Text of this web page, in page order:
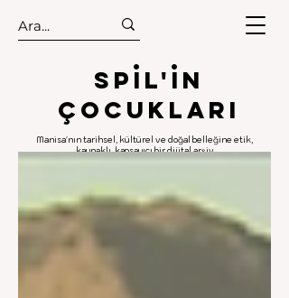
.
.
Spıl'in
Çocukları
Manisa'nın tarihsel, kültürel ve doğal belleğine etik,
kaynaklı, kapsayıcı bir dijital arşiv